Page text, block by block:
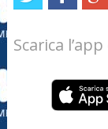
Scarica